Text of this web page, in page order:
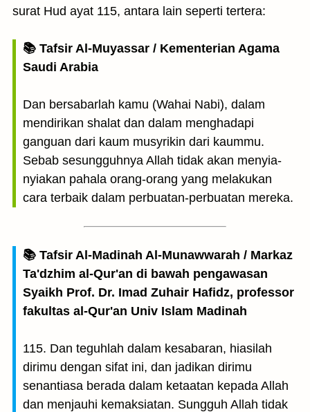
surat Hud ayat 115, antara lain seperti tertera:
📚 Tafsir Al-Muyassar / Kementerian Agama
Saudi Arabia
Dan bersabarlah kamu (Wahai Nabi), dalam
mendirikan shalat dan dalam menghadapi
ganguan dari kaum musyrikin dari kaummu.
Sebab sesungguhnya Allah tidak akan menyia-
nyiakan pahala orang-orang yang melakukan
cara terbaik dalam perbuatan-perbuatan mereka.
📚 Tafsir Al-Madinah Al-Munawwarah / Markaz
Ta'dzhim al-Qur'an di bawah pengawasan
Syaikh Prof. Dr. Imad Zuhair Hafidz, professor
fakultas al-Qur'an Univ Islam Madinah
115. Dan teguhlah dalam kesabaran, hiasilah
dirimu dengan sifat ini, dan jadikan dirimu
senantiasa berada dalam ketaatan kepada Allah
dan menjauhi kemaksiatan. Sungguh Allah tidak